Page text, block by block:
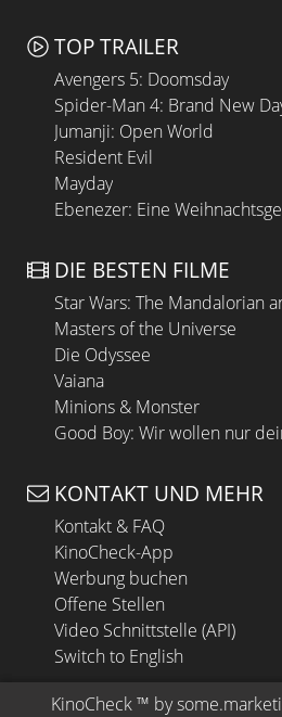
TOP TRAILER
Avengers 5: Doomsday
Spider-Man 4: Brand New
Jumanji: Open World
Resident Evil
Mayday
Ebenezer: Eine
DIE BESTEN FILME
Star Wars: The Mandalorian
Masters of the Universe
Die Odyssee
Vaiana
Minions & Monster
Good Boy: Wir wollen nur
KONTAKT UND MEHR
Kontakt & FAQ
KinoCheck-App
Werbung buchen
Offene Stellen
Video Schnittstelle (API)
Switch to English
KinoCheck ™ by